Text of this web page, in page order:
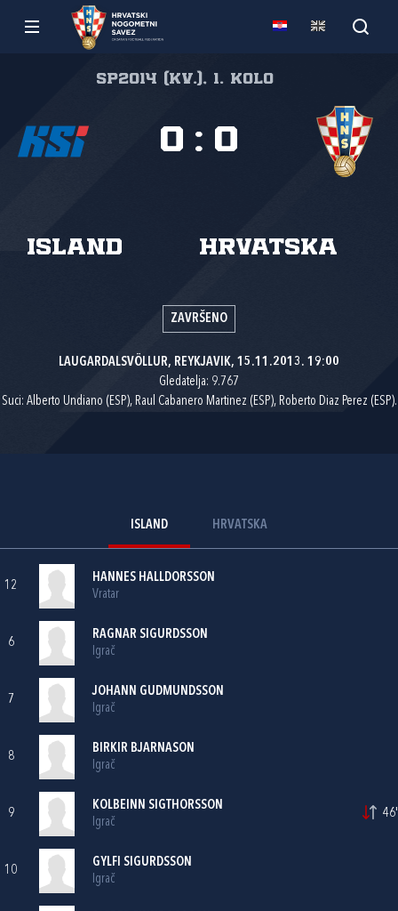
SP2014 (kv.), 1. kolo
Island Hrvatska
0 : 0
ZAVRŠENO
LAUGARDALSVÖLLUR, REYKJAVIK, 15.11.2013. 19:00
Gledatelja: 9.767
Suci: Alberto Undiano (ESP), Raul Cabanero Martinez (ESP), Roberto Diaz Perez (ESP).
ISLAND HRVATSKA
12
HANNES HALLDORSSON
Vratar
6
RAGNAR SIGURDSSON
Igrač
7
JOHANN GUDMUNDSSON
Igrač
8
BIRKIR BJARNASON
Igrač
9
KOLBEINN SIGTHORSSON
Igrač
46'
10
GYLFI SIGURDSSON
Igrač